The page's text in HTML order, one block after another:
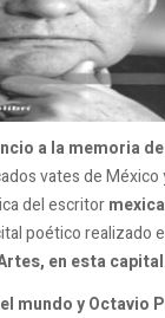
a la memoria
vates de México
del escritor
poético realizado
en esta capital
mundo y Octavio